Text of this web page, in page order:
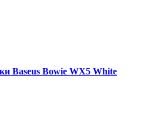
Baseus Bowie WX5 White